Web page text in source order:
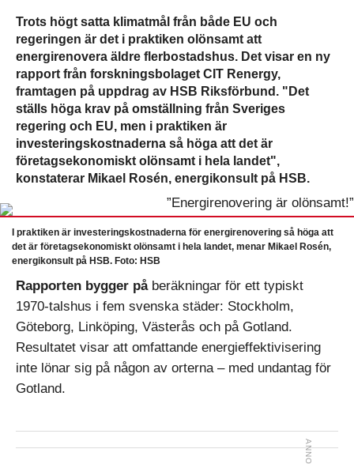
Trots högt satta klimatmål från både EU och
regeringen är det i praktiken olönsamt att
energirenovera äldre flerbostadshus. Det visar en ny
rapport från forskningsbolaget CIT Renergy,
framtagen på uppdrag av HSB Riksförbund. "Det
ställs höga krav på omställning från Sveriges
regering och EU, men i praktiken är
investeringskostnaderna så höga att det är
företagsekonomiskt olönsamt i hela landet",
konstaterar Mikael Rosén, energikonsult på HSB.
I praktiken är investeringskostnaderna för energirenovering så höga att
det är företagsekonomiskt olönsamt i hela landet, menar Mikael Rosén,
energikonsult på HSB. Foto: HSB
Rapporten bygger påberäkningar för ett typiskt
1970-talshus i fem svenska städer: Stockholm,
Göteborg, Linköping, Västerås och på Gotland.
Resultatet visar att omfattande energieffektivisering
inte lönar sig på någon av orterna – med undantag för
Gotland.